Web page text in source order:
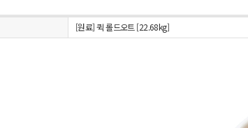
[원료] 퀵 롤드오트 [22.68kg]